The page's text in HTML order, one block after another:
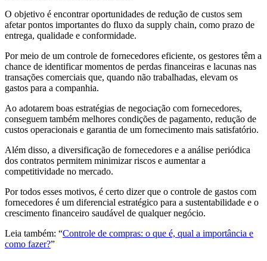
O objetivo é encontrar oportunidades de redução de custos sem
afetar pontos importantes do fluxo da supply chain, como prazo de
entrega, qualidade e conformidade.
Por meio de um controle de fornecedores eficiente, os gestores têm a
chance de identificar momentos de perdas financeiras e lacunas nas
transações comerciais que, quando não trabalhadas, elevam os
gastos para a companhia.
Ao adotarem boas estratégias de negociação com fornecedores,
conseguem também melhores condições de pagamento, redução de
custos operacionais e garantia de um fornecimento mais satisfatório.
Além disso, a diversificação de fornecedores e a análise periódica
dos contratos permitem minimizar riscos e aumentar a
competitividade no mercado.
Por todos esses motivos, é certo dizer que o controle de gastos com
fornecedores é um diferencial estratégico para a sustentabilidade e o
crescimento financeiro saudável de qualquer negócio.
Leia também: “Controle de compras: o que é, qual a importância e
como fazer?”